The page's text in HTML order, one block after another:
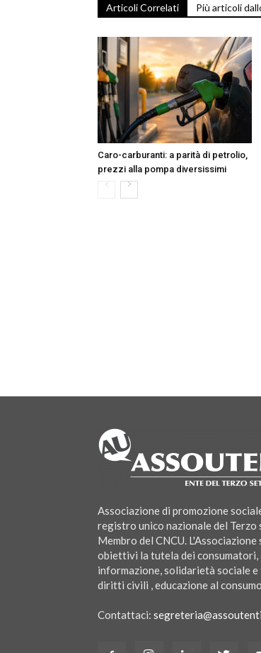
Articoli Correlati Più articoli
Caro-carburanti: a parità di petrolio,
prezzi alla pompa diversissimi
Associazione di promozione
registro unico nazionale del Terzo
Membro del CNCU. L'Associazione
obiettivi la tutela dei
informazione, solidarietà sociale
diritti civili , educazione al
Contattaci: